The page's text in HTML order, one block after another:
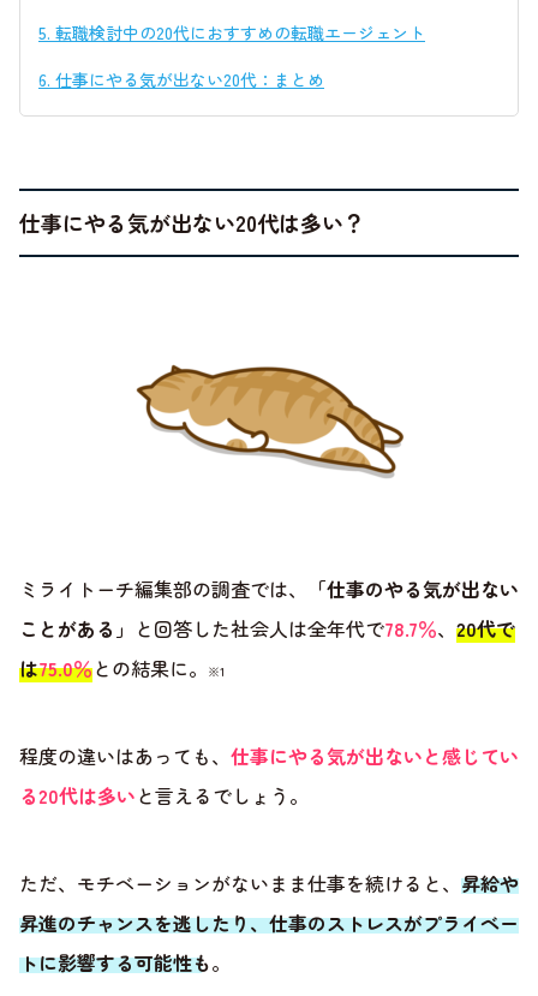
5. 転職検討中の20代におすすめの転職エージェント
6. 仕事にやる気が出ない20代：まとめ
仕事にやる気が出ない20代は多い？
ミライトーチ編集部の調査では、
「仕事のやる気が出ない
ことがある」 と回答した社会人は全年代で78.7％、 20代で
は75.0％との結果に。 ※1
程度の違いはあっても、 仕事にやる気が出ないと感じてい
る20代は多いと言えるでしょう。
ただ、モチベーションがないまま仕事を続けると、 昇給や
昇進のチャンスを逃したり、仕事のストレスがプライベー
トに影響する可能性も。